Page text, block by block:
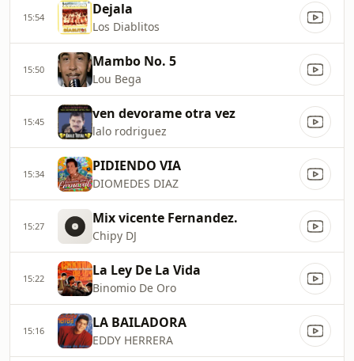
15:54 Dejala
Los Diablitos
15:50 Mambo No. 5
Lou Bega
15:45 ven devorame otra vez
lalo rodriguez
15:34 PIDIENDO VIA
DIOMEDES DIAZ
15:27 Mix vicente Fernandez.
Chipy DJ
15:22 La Ley De La Vida
Binomio De Oro
15:16 LA BAILADORA
EDDY HERRERA